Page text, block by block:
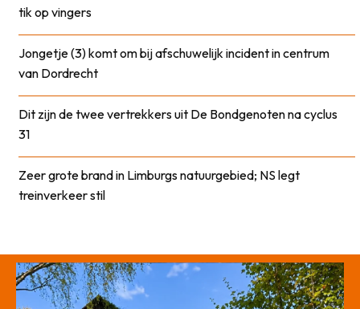
tik op vingers
Jongetje (3) komt om bij afschuwelijk incident in centrum
van Dordrecht
Dit zijn de twee vertrekkers uit De Bondgenoten na cyclus
31
Zeer grote brand in Limburgs natuurgebied; NS legt
treinverkeer stil